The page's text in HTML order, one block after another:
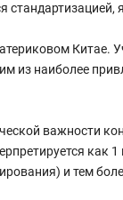
Китае.
из наиболее
важности
как
и тем